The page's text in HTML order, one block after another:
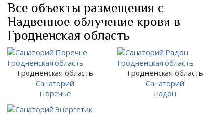
Все объекты размещения с
Надвенное облучение крови в
Гродненская область
Гродненская область
Санаторий
Поречье
Гродненская область
Санаторий
Радон